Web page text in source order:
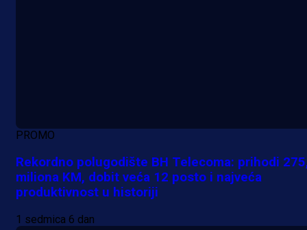
PROMO
Rekordno polugodište BH Telecoma: prihodi
miliona KM, dobit veća 12 posto i najveća
produktivnost u historiji
1 sedmica 6 dan